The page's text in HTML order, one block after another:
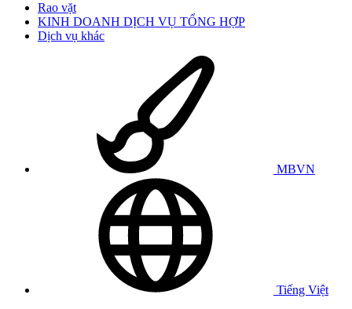
Rao vặt
KINH DOANH DỊCH VỤ TỔNG HỢP
Dịch vụ khác
MBVN
Tiếng Việt